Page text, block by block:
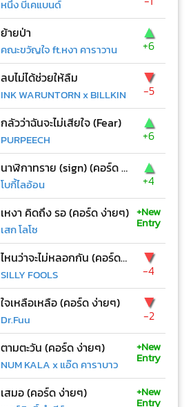
หนึ่ง บีเคแบนด์
ย้ายป่า
คณะขวัญใจ ft.หงา คาราวาน
▲
+6
ลบไม่ได้ช่วยให้ลืม
INK WARUNTORN x BILLKIN
▼
-5
กลัวว่าฉันจะไม่เสียใจ (Fear)
PURPEECH
▲
+6
นาฬิกาทราย (sign) (คอร์ด ง่ายๆ)
โบกี้ไลอ้อน
▲
+4
เหงา คิดถึง รอ (คอร์ด ง่ายๆ)
เสก โลโซ
+New
Entry
ไหนว่าจะไม่หลอกกัน (คอร์ด ง่ายๆ)
SILLY FOOLS
▼
-4
ใจเหลือเหลือ (คอร์ด ง่ายๆ)
Dr.Fuu
▼
-2
ตามตะวัน (คอร์ด ง่ายๆ)
NUM KALA x แอ๊ด คาราบาว
+New
Entry
เสมอ (คอร์ด ง่ายๆ) +New
Entry